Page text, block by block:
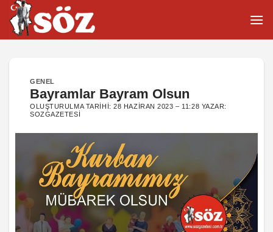
İçeriğe
atla
GENEL
Bayramlar Bayram Olsun
OLUŞTURULMA TARIHI:28 HAZIRAN 2023 – 11:28 YAZAR:
SOZGAZETESI